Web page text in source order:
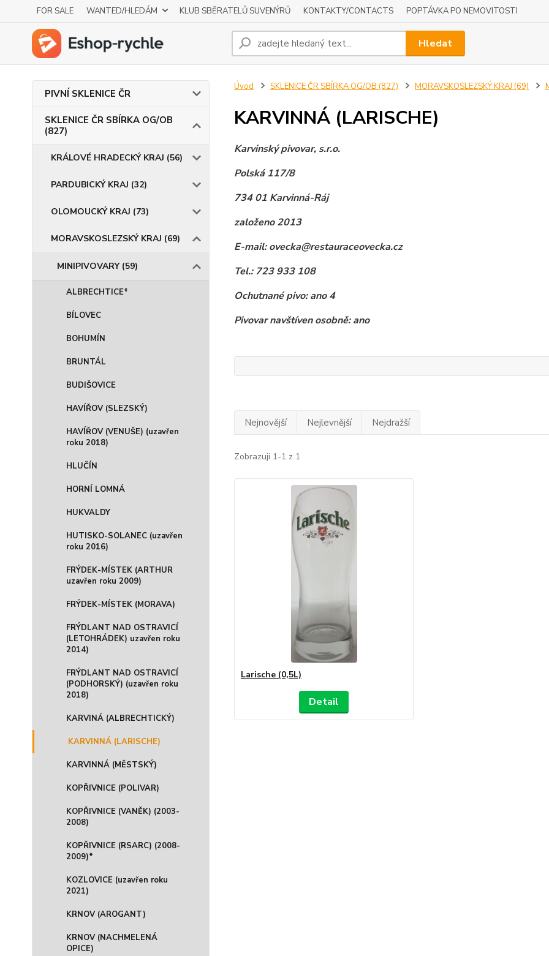
FOR SALE WANTED/HLEDÁM KLUB SBĚRATELŮ SUVENÝRŮ KONTAKTY/CONTACTS POPTÁVKA PO NEMOVITOSTI
Hledat
PIVNÍ SKLENICE ČR
SKLENICE ČR SBÍRKA OG/OB
(827)
KRÁLOVÉ HRADECKÝ KRAJ (56)
PARDUBICKÝ KRAJ (32)
OLOMOUCKÝ KRAJ (73)
MORAVSKOSLEZSKÝ KRAJ (69)
MINIPIVOVARY (59)
ALBRECHTICE*
BÍLOVEC
BOHUMÍN
BRUNTÁL
BUDIŠOVICE
HAVÍŘOV (SLEZSKÝ)
HAVÍŘOV (VENUŠE) (uzavřen
roku 2018)
HLUČÍN
HORNÍ LOMNÁ
HUKVALDY
HUTISKO-SOLANEC (uzavřen
roku 2016)
FRÝDEK-MÍSTEK (ARTHUR
uzavřen roku 2009)
FRÝDEK-MÍSTEK (MORAVA)
FRÝDLANT NAD OSTRAVICÍ
(LETOHRÁDEK) uzavřen roku
2014)
FRÝDLANT NAD OSTRAVICÍ
(PODHORSKÝ) (uzavřen roku
2018)
KARVINÁ (ALBRECHTICKÝ)
KARVINNÁ (LARISCHE)
KARVINNÁ (MĚSTSKÝ)
KOPŘIVNICE (POLIVAR)
KOPŘIVNICE (VANĚK) (2003-
2008)
KOPŘIVNICE (RSARC) (2008-
2009)*
KOZLOVICE (uzavřen roku
2021)
KRNOV (AROGANT)
KRNOV (NACHMELENÁ
OPICE)
Úvod SKLENICE ČR SBÍRKA OG/OB (827) MORAVSKOSLEZSKÝ KRAJ (69)
KARVINNÁ (LARISCHE)
Karvinský pivovar, s.r.o.
Polská 117/8
734 01 Karvinná-Ráj
založeno 2013
E-mail: ovecka@restauraceovecka.cz
Tel.: 723 933 108
Ochutnané pivo: ano 4
Pivovar navštíven osobně: ano
Nejnovější Nejlevnější Nejdražší
Zobrazuji 1-1 z 1
Larische (0,5L)
Detail